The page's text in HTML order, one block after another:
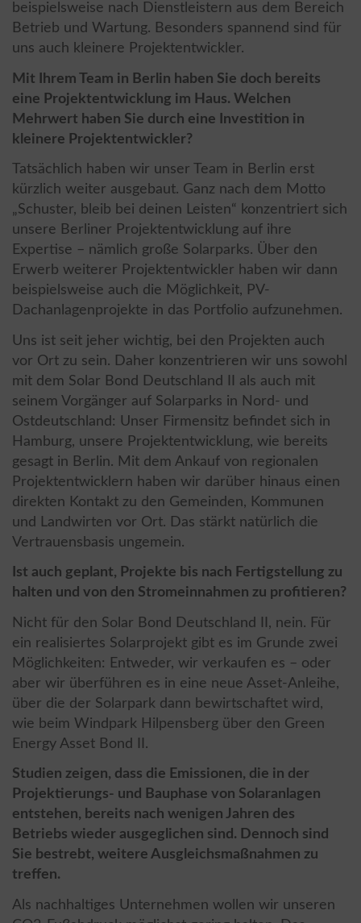
beispielsweise nach Dienstleistern aus dem Bereich
Betrieb und Wartung. Besonders spannend sind für
uns auch kleinere Projektentwickler.
Mit Ihrem Team in Berlin haben Sie doch bereits
eine Projektentwicklung im Haus. Welchen
Mehrwert haben Sie durch eine Investition in
kleinere Projektentwickler?
Tatsächlich haben wir unser Team in Berlin erst
kürzlich weiter ausgebaut. Ganz nach dem Motto
„Schuster, bleib bei deinen Leisten“ konzentriert sich
unsere Berliner Projektentwicklung auf ihre
Expertise – nämlich große Solarparks. Über den
Erwerb weiterer Projektentwickler haben wir dann
beispielsweise auch die Möglichkeit, PV-
Dachanlagenprojekte in das Portfolio aufzunehmen.
Uns ist seit jeher wichtig, bei den Projekten auch
vor Ort zu sein. Daher konzentrieren wir uns sowohl
mit dem Solar Bond Deutschland II als auch mit
seinem Vorgänger auf Solarparks in Nord- und
Ostdeutschland: Unser Firmensitz befindet sich in
Hamburg, unsere Projektentwicklung, wie bereits
gesagt in Berlin. Mit dem Ankauf von regionalen
Projektentwicklern haben wir darüber hinaus einen
direkten Kontakt zu den Gemeinden, Kommunen
und Landwirten vor Ort. Das stärkt natürlich die
Vertrauensbasis ungemein.
Ist auch geplant, Projekte bis nach Fertigstellung zu
halten und von den Stromeinnahmen zu profitieren?
Nicht für den Solar Bond Deutschland II, nein. Für
ein realisiertes Solarprojekt gibt es im Grunde zwei
Möglichkeiten: Entweder, wir verkaufen es – oder
aber wir überführen es in eine neue Asset-Anleihe,
über die der Solarpark dann bewirtschaftet wird,
wie beim Windpark Hilpensberg über den Green
Energy Asset Bond II.
Studien zeigen, dass die Emissionen, die in der
Projektierungs- und Bauphase von Solaranlagen
entstehen, bereits nach wenigen Jahren des
Betriebs wieder ausgeglichen sind. Dennoch sind
Sie bestrebt, weitere Ausgleichsmaßnahmen zu
treffen.
Als nachhaltiges Unternehmen wollen wir unseren